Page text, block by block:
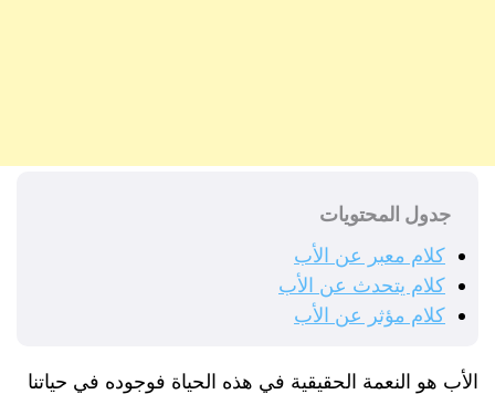
جدول المحتويات
كلام معبر عن الأب
كلام يتحدث عن الأب
كلام مؤثر عن الأب
الأب هو النعمة الحقيقية في هذه الحياة فوجوده في حياتنا